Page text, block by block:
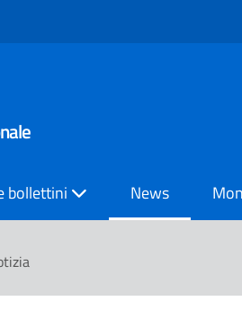
bollettini News